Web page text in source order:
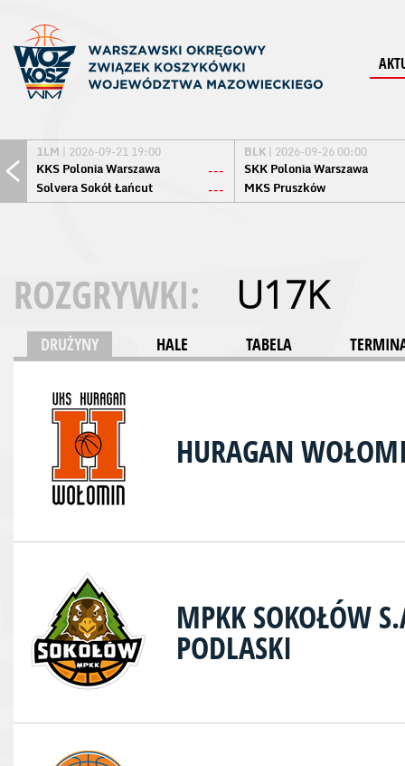
1LM | 2026-09-21 19:00
KKS Polonia Warszawa
---
Solvera Sokół Łańcut
---
BLK | 2026-09-26 00:00
SKK Polonia Warszawa
MKS Pruszków
ROZGRYWKI: U17K
DRUŻYNY HALE TABELA
HURAGAN
MPKK SOKOŁÓW
PODLASKI